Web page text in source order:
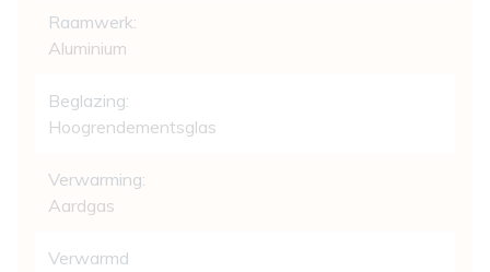
Raamwerk:
Aluminium
Beglazing:
Hoogrendementsglas
Verwarming:
Aardgas
Verwarmd